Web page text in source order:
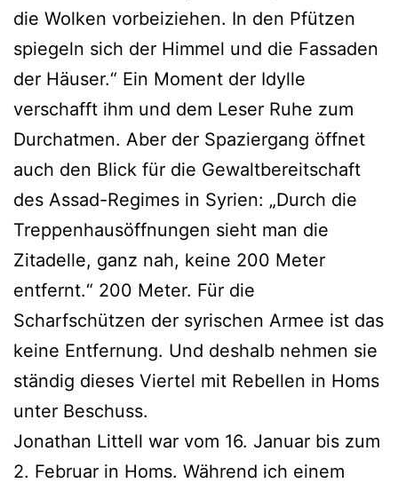
die Wolken vorbeiziehen. In den Pfützen
spiegeln sich der Himmel und die Fassaden
der Häuser.“ Ein Moment der Idylle
verschafft ihm und dem Leser Ruhe zum
Durchatmen. Aber der Spaziergang öffnet
auch den Blick für die Gewaltbereitschaft
des Assad-Regimes in Syrien: „Durch die
Treppenhausöffnungen sieht man die
Zitadelle, ganz nah, keine 200 Meter
entfernt.“ 200 Meter. Für die
Scharfschützen der syrischen Armee ist das
keine Entfernung. Und deshalb nehmen sie
ständig dieses Viertel mit Rebellen in Homs
unter Beschuss.
Jonathan Littell war vom 16. Januar bis zum
2. Februar in Homs. Während ich einem